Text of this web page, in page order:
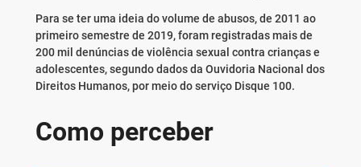
Para se teruma ideia do volume de abusos, de 2011 ao
primeiro semestre de 2019, foram registradas mais de
200 mil denúncias de violência sexual contra crianças e
adolescentes, segundo dados da Ouvidoria Nacional dos
Direitos Humanos, por meio do serviço Disque 100.
Como perceber